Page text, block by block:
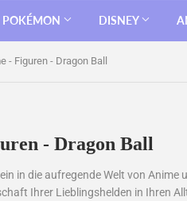
POKÉMON DISNEY
- Figuren - Dragon Ball
- Dragon Ball
in die aufregende Welt von
Ihrer Lieblingshelden in Ihren